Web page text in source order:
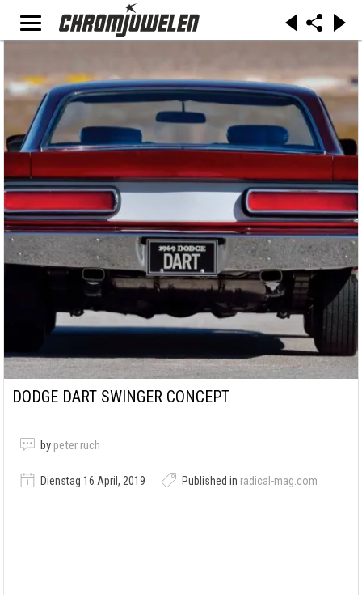
DODGE DART SWINGER CONCEPT
by peter ruch
Dienstag 16 April, 2019 Published in radical-mag.com